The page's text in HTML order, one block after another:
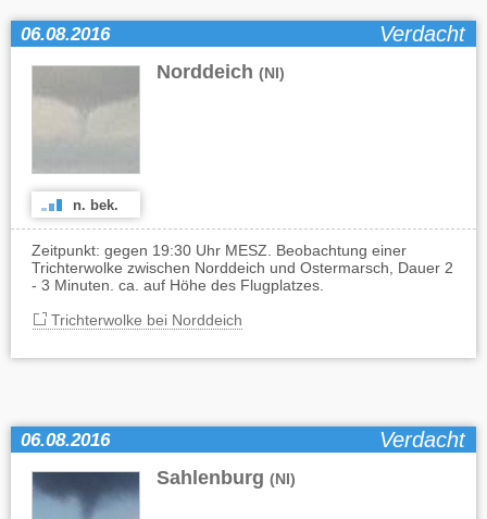
06.08.2016 Verdacht
Norddeich (NI)
n. bek.
Zeitpunkt: gegen 19:30 Uhr MESZ. Beobachtung einer
Trichterwolke zwischen Norddeich und Ostermarsch, Dauer 2
- 3 Minuten. ca. auf Höhe des Flugplatzes.
Trichterwolke bei Norddeich
06.08.2016 Verdacht
Sahlenburg (NI)